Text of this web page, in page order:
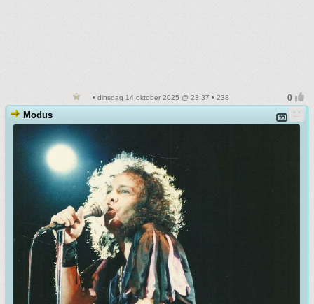
• dinsdag 14 oktober 2025 @ 23:37 • 238
Modus